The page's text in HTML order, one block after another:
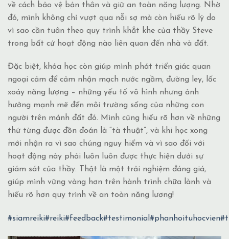
về cách bảo vệ bản thân và giữ an toàn năng lượng. Nhờ
đó, mình không chỉ vượt qua nỗi sợ mà còn hiểu rõ lý do
vì sao cần tuân theo quy trình khắt khe của thầy Steve
trong bất cứ hoạt động nào liên quan đến nhà và đất.
Đặc biệt, khóa học còn giúp mình phát triển giác quan
ngoại cảm để cảm nhận mạch nước ngầm, đường ley, lốc
xoáy năng lượng – những yếu tố vô hình nhưng ảnh
hưởng mạnh mẽ đến môi trường sống của những con
người trên mảnh đất đó. Mình cũng hiểu rõ hơn về những
thứ từng được đồn đoán là “tà thuật”, và khi học xong
mới nhận ra vì sao chúng nguy hiểm và vì sao đối với
hoạt động này phải luôn luôn được thực hiện dưới sự
giám sát của thầy. Thật là một trải nghiệm đáng giá,
giúp mình vững vàng hơn trên hành trình chữa lành và
hiểu rõ hơn quy trình về an toàn năng lương!
#siamreiki#reiki#feedback#testimonial #phanhoituhocvien